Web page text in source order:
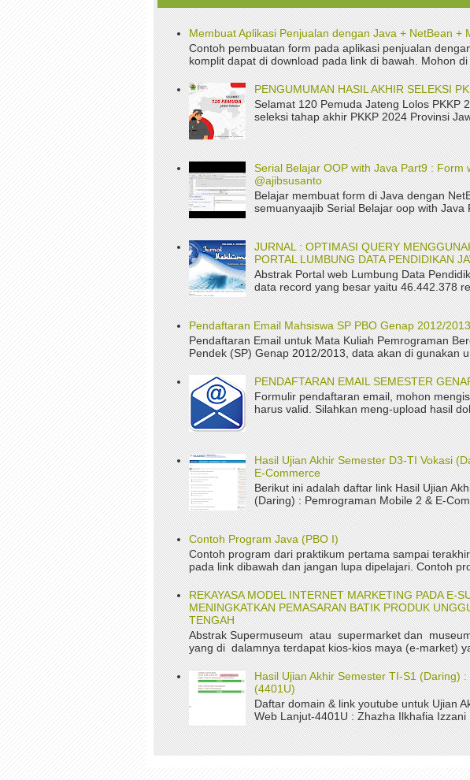
Membuat Aplikasi Penjualan dengan Java + NetBean +
Contoh pembuatan form pada aplikasi penjualan
komplit dapat di download pada link di bawah. Mohon
PENGUMUMAN HASIL AKHIR SELEKSI
Selamat 120 Pemuda Jateng Lolos PKKP
seleksi tahap akhir PKKP 2024 Provinsi
Serial Belajar OOP with Java Part9 : Form
@ajibsusanto
Belajar membuat form di Java dengan
semuanyaajib Serial Belajar oop with Java
JURNAL : OPTIMASI QUERY
PORTAL LUMBUNG DATA PENDIDIKAN
Abstrak Portal web Lumbung Data
data record yang besar yaitu 46.442.378
Pendaftaran Email Mahsiswa SP PBO Genap 2012/2013
Pendaftaran Email untuk Mata Kuliah Pemrograman
Pendek (SP) Genap 2012/2013, data akan di gunakan
PENDAFTARAN EMAIL SEMESTER
Formulir pendaftaran email, mohon
harus valid. Silahkan meng-upload hasil
Hasil Ujian Akhir Semester D3-TI Vokasi
E-Commerce
Berikut ini adalah daftar link Hasil Ujian
(Daring) : Pemrograman Mobile 2 & E-
Contoh Program Java (PBO I)
Contoh program dari praktikum pertama sampai
pada link dibawah dan jangan lupa dipelajari. Contoh
REKAYASA MODEL INTERNET MARKETING PADA E-
MENINGKATKAN PEMASARAN BATIK PRODUK
TENGAH
Abstrak Supermuseum atau supermarket dan
yang di dalamnya terdapat kios-kios maya (e-market)
Hasil Ujian Akhir Semester TI-S1 (Daring)
(4401U)
Daftar domain & link youtube untuk Ujian
Web Lanjut-4401U : Zhazha Ilkhafia Izzani